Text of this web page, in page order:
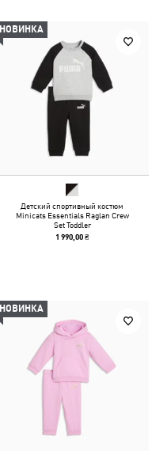
НОВИНКА
Детский спортивный костюм
Minicats Essentials Raglan Crew
Set Toddler
1 990,00 ₴
НОВИНКА